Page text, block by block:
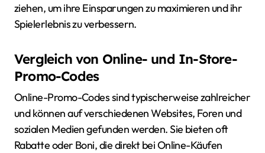
ziehen, um ihre Einsparungen zu maximieren und ihr
Spielerlebnis zu verbessern.
Vergleich von Online- und In-Store-
Promo-Codes
Online-Promo-Codes sind typischerweise zahlreicher
und können auf verschiedenen Websites, Foren und
sozialen Medien gefunden werden. Sie bieten oft
Rabatte oder Boni, die direkt bei Online-Käufen